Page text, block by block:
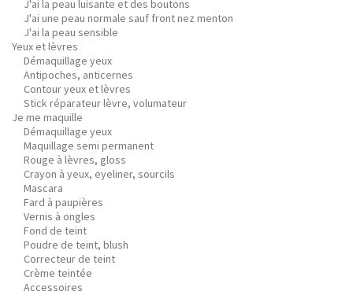
J'ai la peau luisante et des boutons
J'ai une peau normale sauf front nez menton
J'ai la peau sensible
Yeux et lèvres
Démaquillage yeux
Antipoches, anticernes
Contour yeux et lèvres
Stick réparateur lèvre, volumateur
Je me maquille
Démaquillage yeux
Maquillage semi permanent
Rouge à lèvres, gloss
Crayon à yeux, eyeliner, sourcils
Mascara
Fard à paupières
Vernis à ongles
Fond de teint
Poudre de teint, blush
Correcteur de teint
Crème teintée
Accessoires